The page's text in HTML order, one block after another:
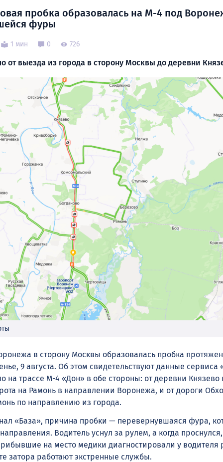
пробка образовалась на М-4 под
фуры
1 мин 0 726
от выезда из города в сторону Москвы до деревни
в сторону Москвы образовалась пробка
9 августа. Об этом свидетельствуют данные сервиса
на трассе М-4 «Дон» в обе стороны: от деревни Князево
на Рамонь в направлении Воронежа, и от дороги
по направлению из города.
«База», причина пробки — перевернувшаяся фура,
Водитель уснул за рулем, а когда
на место медики диагностировали у водителя
затора работают экстренные службы.